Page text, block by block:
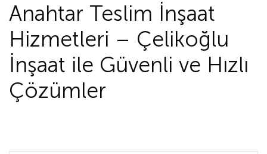
Anahtar Teslim İnşaat
Hizmetleri – Çelikoğlu
İnşaat ile Güvenli ve Hızlı
Çözümler